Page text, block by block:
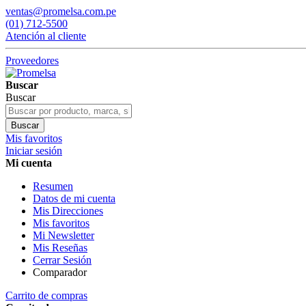
ventas@promelsa.com.pe
(01) 712-5500
Atención al cliente
Proveedores
Buscar
Buscar
Buscar
Mis favoritos
Iniciar sesión
Mi cuenta
Resumen
Datos de mi cuenta
Mis Direcciones
Mis favoritos
Mi Newsletter
Mis Reseñas
Cerrar Sesión
Comparador
Carrito de compras